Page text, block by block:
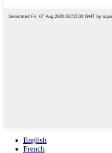
English
French